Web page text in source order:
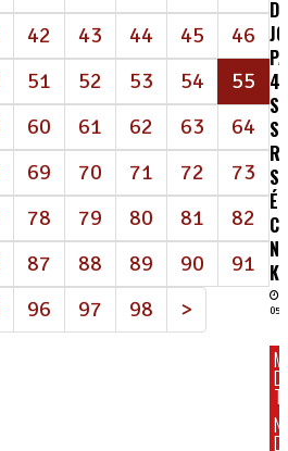
42 43 44 45
46
51 52 53 54 55
60 61 62 63
64
69 70 71 72
73
78 79 80 81
82
87 88 89 90
91
96 97 98 >
DE
É
NA
05/